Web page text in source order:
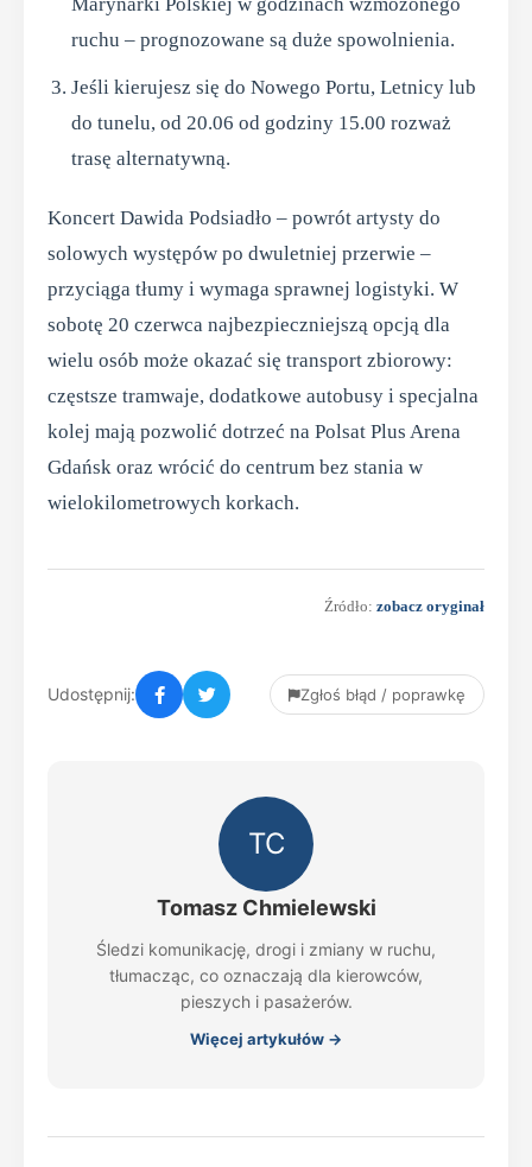
ruchu – prognozowane są duże spowolnienia.
Jeśli kierujesz się do Nowego Portu, Letnicy lub
do tunelu, od 20.06 od godziny 15.00 rozważ
trasę alternatywną.
Koncert Dawida Podsiadło – powrót artysty do
solowych występów po dwuletniej przerwie –
przyciąga tłumy i wymaga sprawnej logistyki. W
sobotę 20 czerwca najbezpieczniejszą opcją dla
wielu osób może okazać się transport zbiorowy:
częstsze tramwaje, dodatkowe autobusy i specjalna
kolej mają pozwolić dotrzeć na Polsat Plus Arena
Gdańsk oraz wrócić do centrum bez stania w
wielokilometrowych korkach.
Źródło: zobacz oryginał
Udostępnij: Zgłoś błąd / poprawkę
TC
Tomasz Chmielewski
Śledzi komunikację, drogi i zmiany w ruchu,
tłumacząc, co oznaczają dla kierowców,
pieszych i pasażerów.
Więcej artykułów →